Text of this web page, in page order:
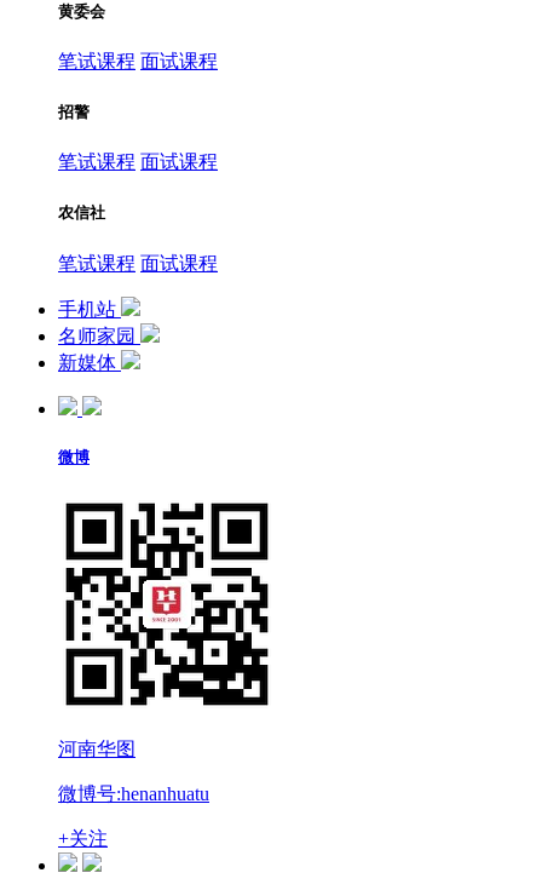
黄委会
笔试课程 面试课程
招警
笔试课程 面试课程
农信社
笔试课程 面试课程
手机站
名师家园
新媒体
微博
河南华图
微博号:henanhuatu
+关注